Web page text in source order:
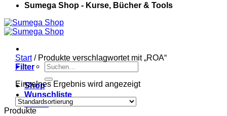
Sumega Shop - Kurse, Bücher & Tools
Suchen
nach:
Shop
Wunschliste
Kasse
Start /Produkte verschlagwortet mit „ROA“
Filter
Einzelnes Ergebnis wird angezeigt
Produkte